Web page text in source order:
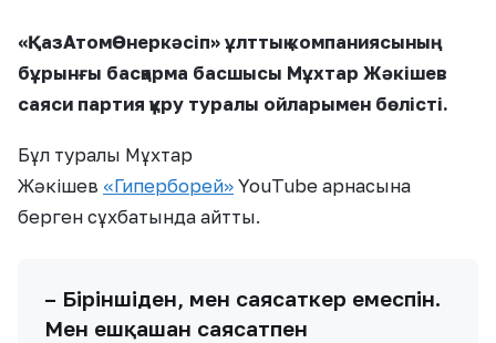
«ҚазАтомӨнеркәсіп» ұлттық компаниясының
бұрынғы басқарма басшысы Мұхтар Жәкішев
саяси партия құру туралы ойларымен бөлісті.
Бұл туралы Мұхтар
Жәкішев «Гиперборей» YouTube арнасына
берген сұхбатында айтты.
– Біріншіден, мен саясаткер емеспін.
Мен ешқашан саясатпен